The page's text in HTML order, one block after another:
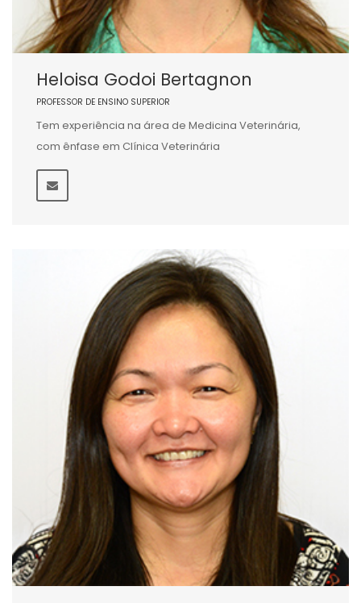
Heloisa Godoi Bertagnon
PROFESSOR DE ENSINO SUPERIOR
Tem experiência na área de Medicina Veterinária,
com ênfase em Clínica Veterinária